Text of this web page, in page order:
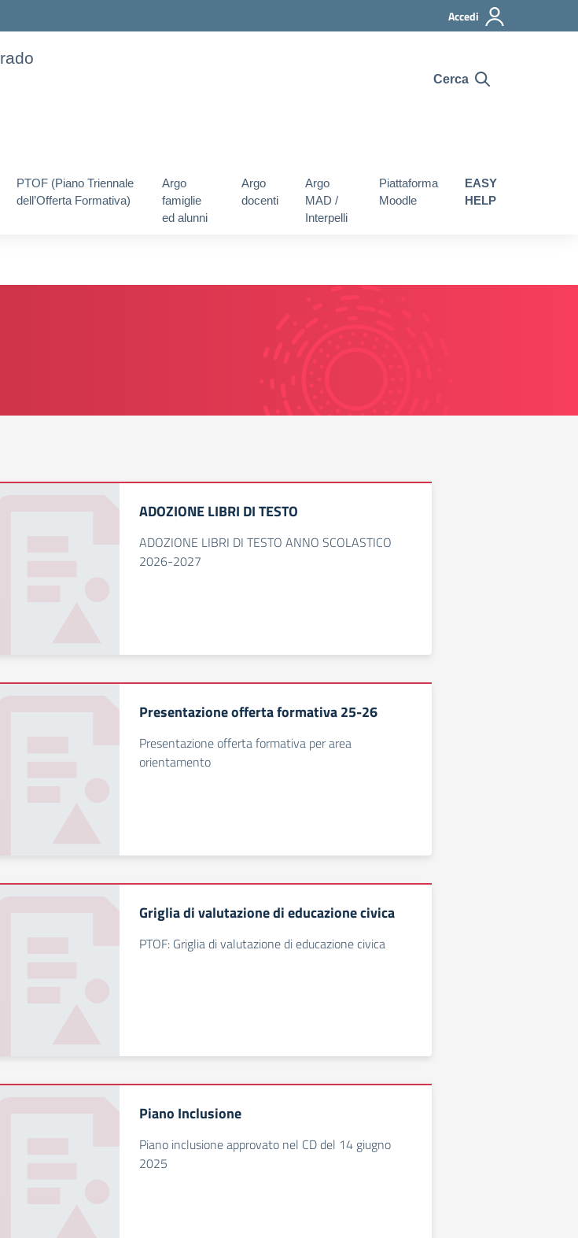
Accedi
Cerca
PTOF (Piano Triennale
dell’Offerta Formativa)
Argo
famiglie
ed alunni
Argo
docenti
Argo
MAD /
Interpelli
Piattaforma
Moodle
EASY
HELP
ADOZIONE LIBRI DI TESTO
ADOZIONE LIBRI DI TESTO ANNO SCOLASTICO
2026-2027
Presentazione offerta formativa 25-26
Presentazione offerta formativa per area
orientamento
Griglia di valutazione di educazione civica
PTOF: Griglia di valutazione di educazione civica
Piano Inclusione
Piano inclusione approvato nel CD del 14 giugno
2025